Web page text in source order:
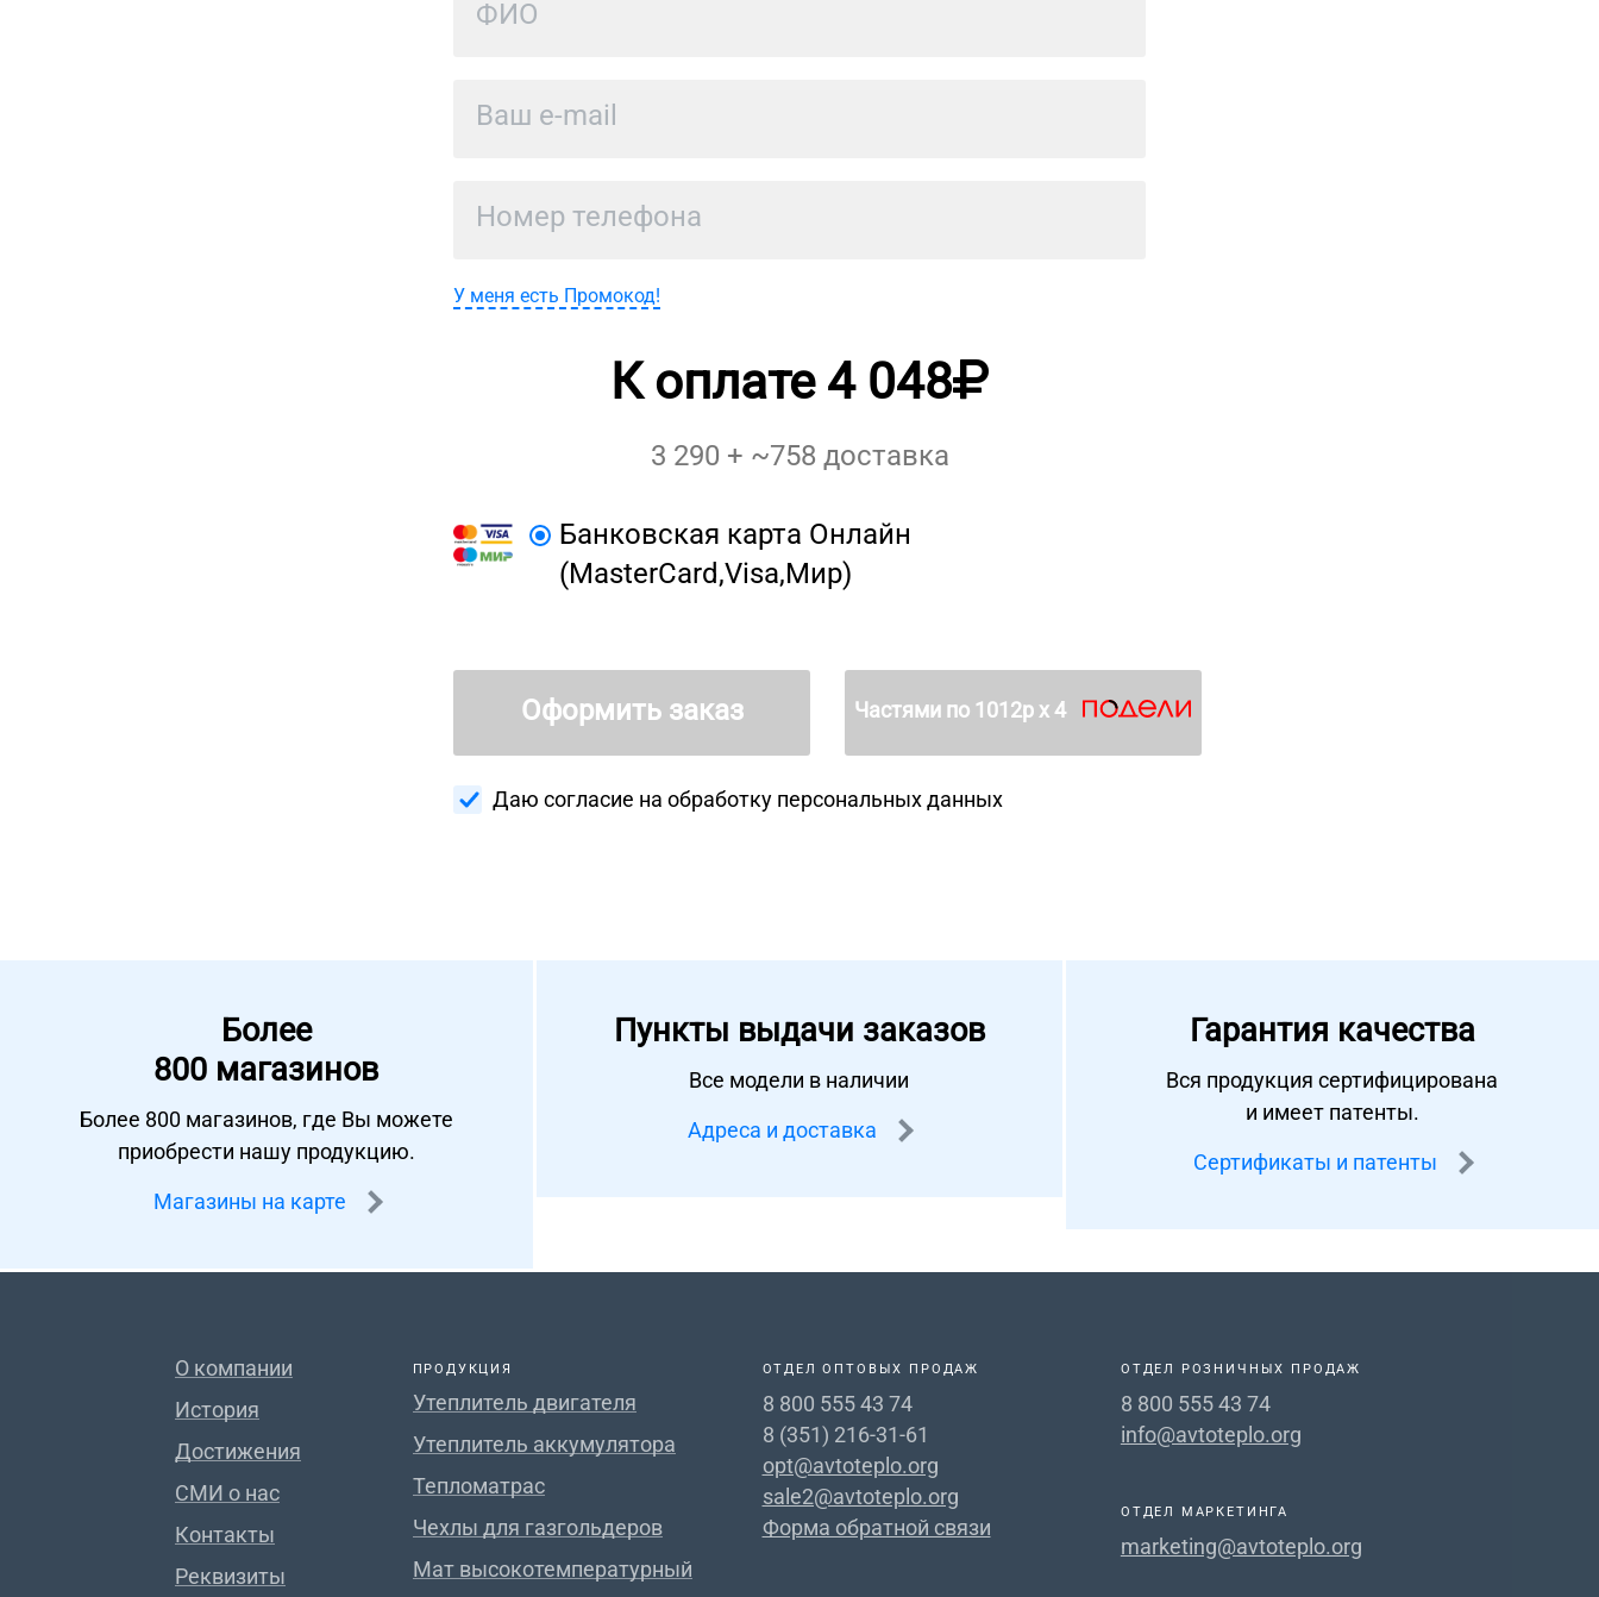
У меня есть Промокод!
К оплате 4 048
3 290 + ~758 доставка
Банковская карта Онлайн
(MasterCard,Visa,Мир)
Оформить заказ Частями по 1012р х 4
Даю согласие на обработку персональных данных
Более
800 магазинов
Более 800 магазинов, где Вы можете
приобрести нашу продукцию.
Магазины на карте
Пункты выдачи заказов
Все модели в наличии
Адреса и доставка
Гарантия качества
Вся продукция сертифицирована
и имеет патенты.
Сертификаты и патенты
О компании
История
Достижения
СМИ о нас
Контакты
Реквизиты
ПРОДУКЦИЯ
Утеплитель двигателя
Утеплитель аккумулятора
Тепломатрас
Чехлы для газгольдеров
Мат высокотемпературный
ОТДЕЛ ОПТОВЫХ ПРОДАЖ
8 800 555 43 74
8 (351) 216-31-61
opt@avtoteplo.org
sale2@avtoteplo.org
Форма обратной связи
ОТДЕЛ РОЗНИЧНЫХ ПРОДАЖ
8 800 555 43 74
info@avtoteplo.org
ОТДЕЛ МАРКЕТИНГА
marketing@avtoteplo.org